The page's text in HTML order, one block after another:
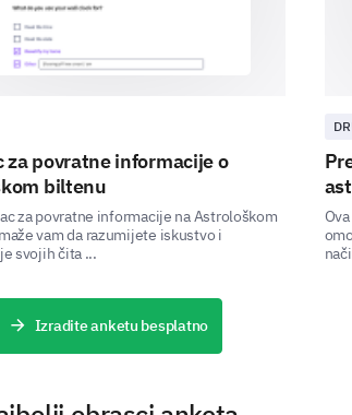
Diabetes
have a dietary restriction not listed
Experience Feedback
za povratne informacije o
biltenu
za povratne informacije na Astrološkom
vam da razumijete iskustvo i
svojih čita ...
Izradite anketu besplatno